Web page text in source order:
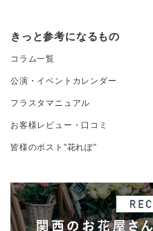
きっと参考になるもの
コラム一覧
公演・イベントカレンダー
フラスタマニュアル
お客様レビュー・口コミ
皆様のポスト”花れぽ”